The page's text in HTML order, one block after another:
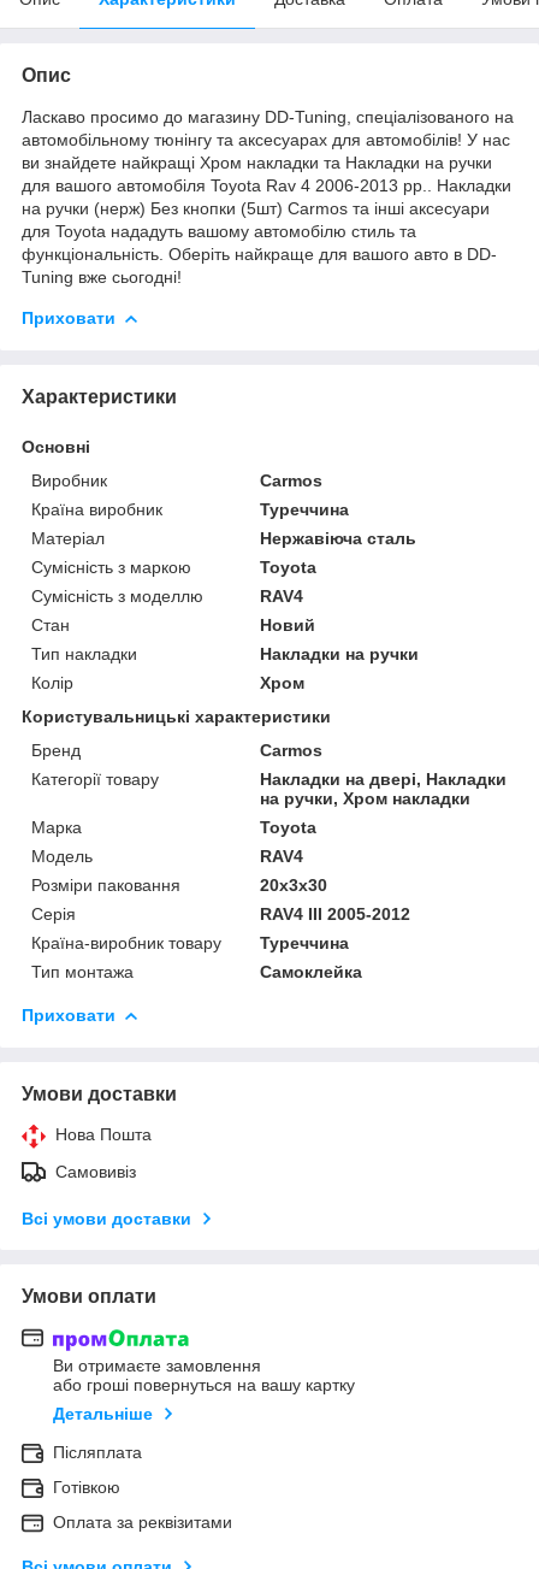
Опис
Ласкаво просимо до магазину DD-Tuning, спеціалізованого на
автомобільному тюнінгу та аксесуарах для автомобілів! У нас
ви знайдете найкращі Хром накладки та Накладки на ручки
для вашого автомобіля Toyota Rav 4 2006-2013 рр.. Накладки
на ручки (нерж) Без кнопки (5шт) Carmos та інші аксесуари
для Toyota нададуть вашому автомобілю стиль та
функціональність. Оберіть найкраще для вашого авто в DD-
Tuning вже сьогодні!
Приховати
Характеристики
Основні
Виробник
Carmos
Країна виробник
Туреччина
Матеріал
Нержавіюча сталь
Сумісність з маркою
Toyota
Сумісність з моделлю
RAV4
Стан
Новий
Тип накладки
Накладки на ручки
Колір
Хром
Користувальницькі характеристики
Бренд
Carmos
Категорії товару
Накладки на двері, Накладки
на ручки, Хром накладки
Марка
Toyota
Мoдель
RAV4
Розміри паковання
20x3x30
Серія
RAV4 III 2005-2012
Країна-виробник товару
Туреччина
Тип монтажа
Самоклейка
Приховати
Умови доставки
Нова Пошта
Самовивіз
Всі умови доставки
Умови оплати
Ви отримаєте замовлення
або гроші повернуться на вашу картку
Детальніше
Післяплата
Готівкою
Оплата за реквізитами